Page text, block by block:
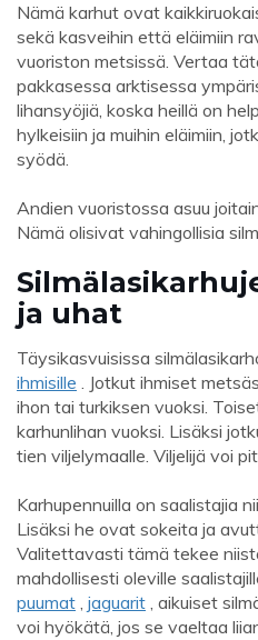
Nämä karhut ovat
sekä kasveihin että eläimiin
vuoriston metsissä. Vertaa
pakkasessa arktisessa
lihansyöjiä, koska heillä on
hylkeisiin ja muihin eläimiin,
syödä.
Andien vuoristossa asuu
Nämä olisivat vahingollisia
ja uhat
Täysikasvuisissa
ihmisille . Jotkut ihmiset
ihon tai turkiksen vuoksi.
karhunlihan vuoksi. Lisäksi
tien viljelymaalle. Viljelijä voi
Karhupennuilla on saalistajia
Lisäksi he ovat sokeita ja
Valitettavasti tämä tekee
mahdollisesti oleville
puumat , jaguarit , aikuiset
voi hyökätä, jos se vaeltaa